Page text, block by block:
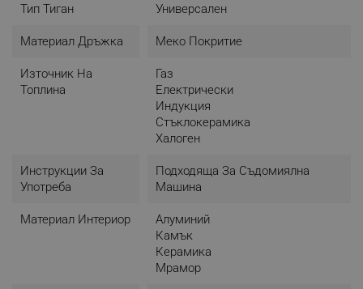
Тип Тиган Универсален
Материал Дръжка Меко Покритие
Източник На
Топлина
Газ
Електрически
Индукция
Стъклокерамика
Халоген
Инструкции За
Употреба
Подходяща За Съдомиялна
Машина
Материал Интериор
Алуминий
Камък
Керамика
Мрамор